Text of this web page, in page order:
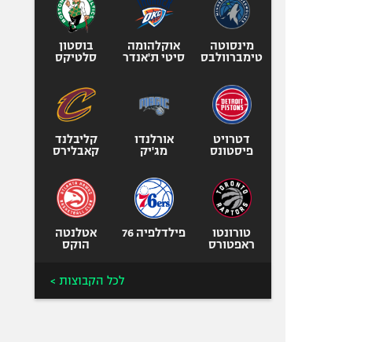
מינסוטה
טימברוולבס
אוקלהומה
סיטי ת'אנדר
בוסטון
סלטיקס
דטרויט
פיסטונס
אורלנדו
מג'יק
קליבלנד
קאבלירס
טורונטו
ראפטורס
פילדלפיה 76
אטלנטה
הוקס
לכל הקבוצות >